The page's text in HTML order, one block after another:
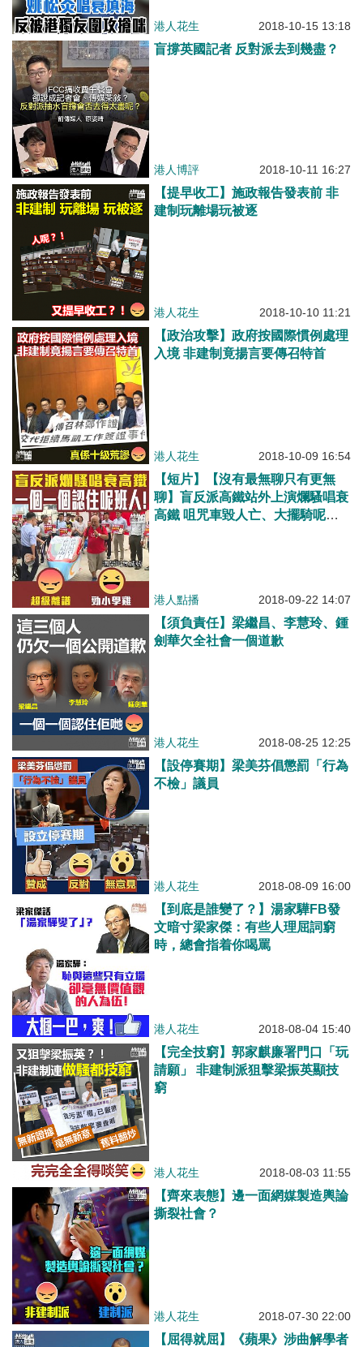
港人花生 2018-10-15 13:18
盲撐英國記者 反對派去到幾盡？
港人博評 2018-10-11 16:27
【提早收工】施政報告發表前 非
建制玩離場玩被逐
港人花生 2018-10-10 11:21
【政治攻擊】政府按國際慣例處理
入境 非建制竟揚言要傳召特首
港人花生 2018-10-09 16:54
【短片】【沒有最無聊只有更無
聊】盲反派高鐵站外上演爛騷唱衰
高鐵 咀咒車毀人亡、大擺騎呢動
港人點播 2018-09-22 14:07
【須負責任】梁繼昌、李慧玲、鍾
劍華欠全社會一個道歉
港人花生 2018-08-25 12:25
【設停賽期】梁美芬倡懲罰「行為
不檢」議員
港人花生 2018-08-09 16:00
【到底是誰變了？】湯家驊FB發
文暗寸梁家傑：有些人理屈詞窮
時，總會指着你喝罵
港人花生 2018-08-04 15:40
【完全技窮】郭家麒廉署門口「玩
請願」 非建制派狙擊梁振英顯技
窮
港人花生 2018-08-03 11:55
【齊來表態】邊一面網媒製造輿論
撕裂社會？
港人花生 2018-07-30 22:00
【屈得就屈】《蘋果》涉曲解學者